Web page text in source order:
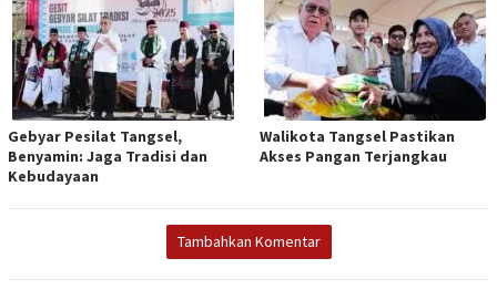
Gebyar Pesilat Tangsel,
Benyamin: Jaga Tradisi dan
Kebudayaan
Walikota Tangsel Pastikan
Akses Pangan Terjangkau
Tambahkan Komentar